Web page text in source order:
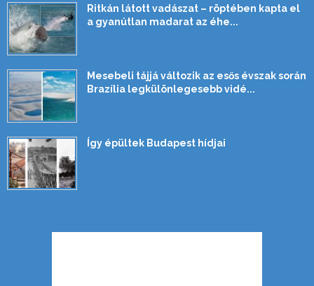
Ritkán látott vadászat – röptében kapta el
a gyanútlan madarat az éhe...
Mesebeli tájjá változik az esős évszak során
Brazília legkülönlegesebb vidé...
Így épültek Budapest hídjai